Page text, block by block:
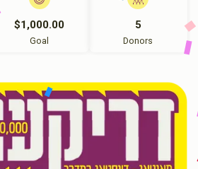
$1,000.00
Goal
5
Donors